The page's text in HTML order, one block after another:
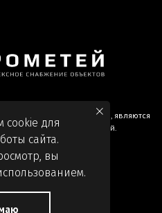
представленные на сайте, являются
публичной офертой.
cookie для
сайта.
вы